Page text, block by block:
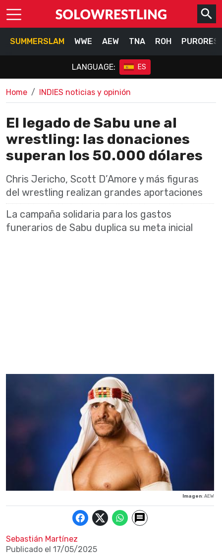
SUMMERSLAM WWE AEW TNA ROH
LANGUAGE: ES
Home INDIES noticias y opinión
El legado de Sabu une al
wrestling: las donaciones
superan los 50.000 dólares
Chris Jericho, Scott D’Amore y más figuras
del wrestling realizan grandes aportaciones
La campaña solidaria para los gastos
funerarios de Sabu duplica su meta inicial
Imagen: AEW
Sebastián Martínez
Publicado el 17/05/2025